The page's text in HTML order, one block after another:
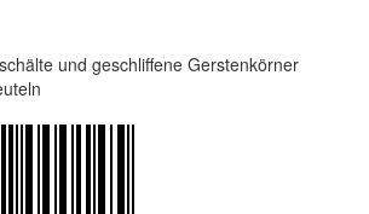
und geschliffene Gerstenkörner